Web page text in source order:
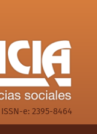
ISSN-e: 2395-8464